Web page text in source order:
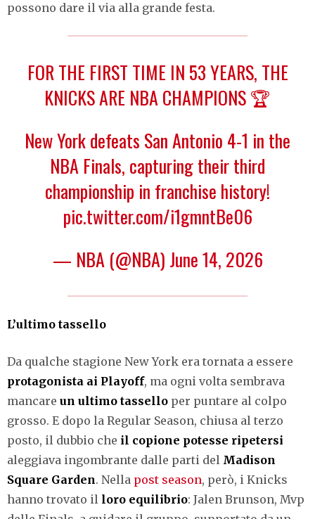
possono dare il via alla grande festa.
FOR THE FIRST TIME IN 53 YEARS, THE
KNICKS ARE NBA CHAMPIONS 🏆
New York defeats San Antonio 4-1 in the
NBA Finals, capturing their third
championship in franchise history!
pic.twitter.com/i1gmntBe06
— NBA (@NBA) June 14, 2026
L’ultimo tassello
Da qualche stagione New York era tornata a essere
protagonista ai Playoff, ma ogni volta sembrava
mancare un ultimo tassello per puntare al colpo
grosso. E dopo la Regular Season, chiusa al terzo
posto, il dubbio che il copione potesse ripetersi
aleggiava ingombrante dalle parti del Madison
Square Garden. Nella post season, però, i Knicks
hanno trovato il loro equilibrio: Jalen Brunson, Mvp